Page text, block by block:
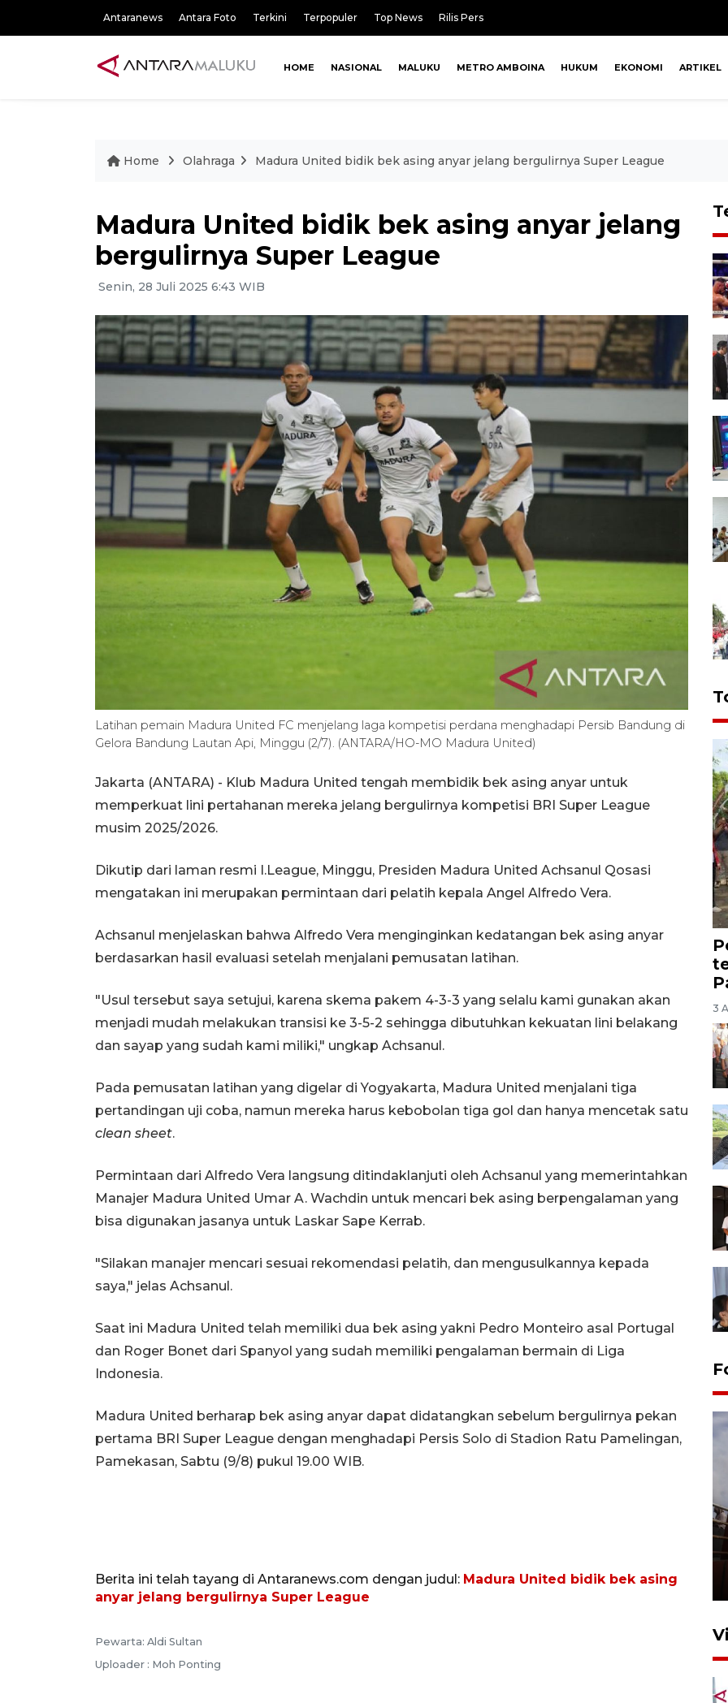
Antaranews Antara Foto Terkini Terpopuler Top News Rilis Pers
HOME NASIONAL MALUKU METRO AMBOINA HUKUM EKONOMI ARTIKEL
Home Olahraga Madura United bidik bek asing anyar jelang bergulirnya Super League
Madura United bidik bek asing anyar jelang
bergulirnya Super League
Senin, 28 Juli 2025 6:43 WIB
Latihan pemain Madura United FC menjelang laga kompetisi perdana menghadapi Persib Bandung di
Gelora Bandung Lautan Api, Minggu (2/7). (ANTARA/HO-MO Madura United)
Jakarta (ANTARA) - Klub Madura United tengah membidik bek asing anyar untuk
memperkuat lini pertahanan mereka jelang bergulirnya kompetisi BRI Super League
musim 2025/2026.
Dikutip dari laman resmi I.League, Minggu, Presiden Madura United Achsanul Qosasi
mengatakan ini merupakan permintaan dari pelatih kepala Angel Alfredo Vera.
Achsanul menjelaskan bahwa Alfredo Vera menginginkan kedatangan bek asing anyar
berdasarkan hasil evaluasi setelah menjalani pemusatan latihan.
"Usul tersebut saya setujui, karena skema pakem 4-3-3 yang selalu kami gunakan akan
menjadi mudah melakukan transisi ke 3-5-2 sehingga dibutuhkan kekuatan lini belakang
dan sayap yang sudah kami miliki," ungkap Achsanul.
Pada pemusatan latihan yang digelar di Yogyakarta, Madura United menjalani tiga
pertandingan uji coba, namun mereka harus kebobolan tiga gol dan hanya mencetak satu
clean sheet.
Permintaan dari Alfredo Vera langsung ditindaklanjuti oleh Achsanul yang memerintahkan
Manajer Madura United Umar A. Wachdin untuk mencari bek asing berpengalaman yang
bisa digunakan jasanya untuk Laskar Sape Kerrab.
"Silakan manajer mencari sesuai rekomendasi pelatih, dan mengusulkannya kepada
saya," jelas Achsanul.
Saat ini Madura United telah memiliki dua bek asing yakni Pedro Monteiro asal Portugal
dan Roger Bonet dari Spanyol yang sudah memiliki pengalaman bermain di Liga
Indonesia.
Madura United berharap bek asing anyar dapat didatangkan sebelum bergulirnya pekan
pertama BRI Super League dengan menghadapi Persis Solo di Stadion Ratu Pamelingan,
Pamekasan, Sabtu (9/8) pukul 19.00 WIB.
Berita ini telah tayang di Antaranews.com dengan judul: Madura United bidik bek asing
anyar jelang bergulirnya Super League
Pewarta: Aldi Sultan
Uploader : Moh Ponting
3
5 Mei 2026 05:32